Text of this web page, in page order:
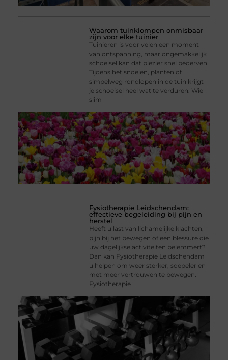
Waarom tuinklompen onmisbaar
zijn voor elke tuinier
Tuinieren is voor velen een moment
van ontspanning, maar ongemakkelijk
schoeisel kan dat plezier snel bederven.
Tijdens het snoeien, planten of
simpelweg rondlopen in de tuin krijgt
je schoeisel heel wat te verduren. Wie
slim
Fysiotherapie Leidschendam:
effectieve begeleiding bij pijn en
herstel
Heeft u last van lichamelijke klachten,
pijn bij het bewegen of een blessure die
uw dagelijkse activiteiten belemmert?
Dan kan Fysiotherapie Leidschendam
u helpen om weer sterker, soepeler en
met meer vertrouwen te bewegen.
Fysiotherapie